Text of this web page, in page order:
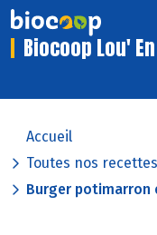
Biocoop Lou'
Accueil
Toutes nos recettes
Burger potimarron